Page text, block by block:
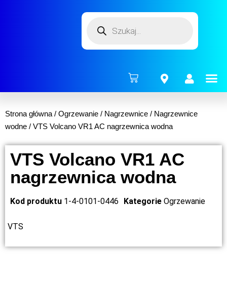
Strona główna / Ogrzewanie / Nagrzewnice / Nagrzewnice
wodne / VTS Volcano VR1 AC nagrzewnica wodna
VTS Volcano VR1 AC
nagrzewnica wodna
Kod produktu 1-4-0101-0446 Kategorie Ogrzewanie
VTS